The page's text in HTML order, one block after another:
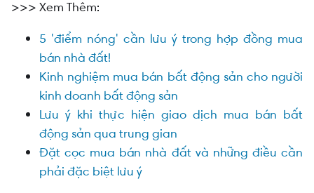
>>> Xem Thêm:
5 'điểm nóng' cần lưu ý trong hợp đồng mua
bán nhà đất!
Kinh nghiệm mua bán bất động sản cho người
kinh doanh bất động sản
Lưu ý khi thực hiện giao dịch mua bán bất
động sản qua trung gian
Đặt cọc mua bán nhà đất và những điều cần
phải đặc biệt lưu ý